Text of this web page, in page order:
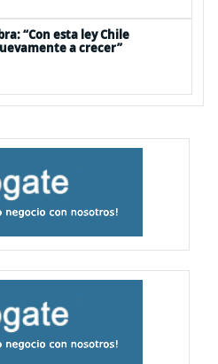
“Con esta ley Chile
a crecer”